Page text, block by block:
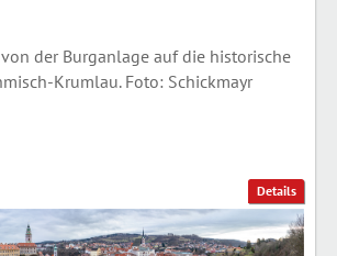
Details
der Burganlage auf die historische
Krumlau. Foto: Schickmayr